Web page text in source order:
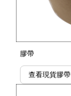
膠帶
查看現貨膠帶